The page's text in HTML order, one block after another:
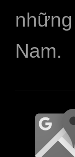
Nam.